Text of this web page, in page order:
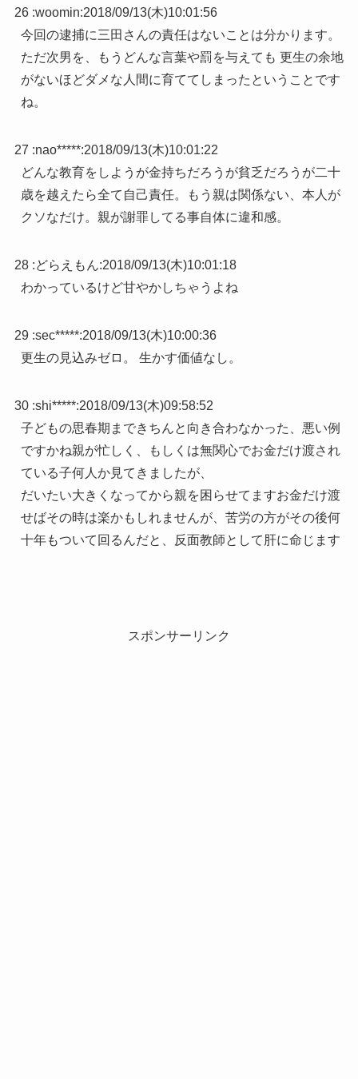
26 :woomin:2018/09/13(木)10:01:56
今回の逮捕に三田さんの責任はないことは分かります。
ただ次男を、もうどんな言葉や罰を与えても 更生の余地
がないほどダメな人間に育ててしまったということです
ね。
27 :nao*****:2018/09/13(木)10:01:22
どんな教育をしようが金持ちだろうが貧乏だろうが二十
歳を越えたら全て自己責任。もう親は関係ない、本人が
クソなだけ。親が謝罪してる事自体に違和感。
28 :どらえもん:2018/09/13(木)10:01:18
わかっているけど甘やかしちゃうよね
29 :sec*****:2018/09/13(木)10:00:36
更生の見込みゼロ。 生かす価値なし。
30 :shi*****:2018/09/13(木)09:58:52
子どもの思春期まできちんと向き合わなかった、悪い例
ですかね親が忙しく、もしくは無関心でお金だけ渡され
ている子何人か見てきましたが、
だいたい大きくなってから親を困らせてますお金だけ渡
せばその時は楽かもしれませんが、苦労の方がその後何
十年もついて回るんだと、反面教師として肝に命じます
スポンサーリンク